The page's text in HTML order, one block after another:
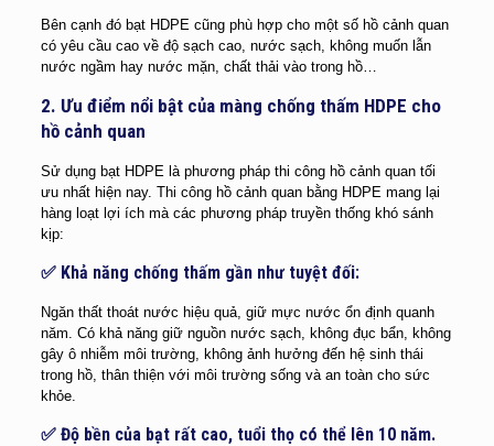
Bên cạnh đó bạt HDPE cũng phù hợp cho một số hồ cảnh quan
có yêu cầu cao về độ sạch cao, nước sạch, không muốn lẫn
nước ngầm hay nước mặn, chất thải vào trong hồ…
2. Ưu điểm nổi bật của màng chống thấm HDPE cho
hồ cảnh quan
Sử dụng bạt HDPE là phương pháp thi công hồ cảnh quan tối
ưu nhất hiện nay. Thi công hồ cảnh quan bằng HDPE mang lại
hàng loạt lợi ích mà các phương pháp truyền thống khó sánh
kịp:
✅ Khả năng chống thấm gần như tuyệt đối:
Ngăn thất thoát nước hiệu quả, giữ mực nước ổn định quanh
năm. Có khả năng giữ nguồn nước sạch, không đục bẩn, không
gây ô nhiễm môi trường, không ảnh hưởng đến hệ sinh thái
trong hồ, thân thiện với môi trường sống và an toàn cho sức
khỏe.
✅ Độ bền của bạt rất cao, tuổi thọ có thể lên 10 năm.